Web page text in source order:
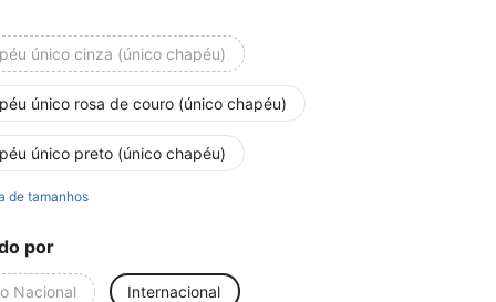
único cinza (único chapéu)
único rosa de couro (único chapéu)
único preto (único chapéu)
de tamanhos
por
Nacional Internacional